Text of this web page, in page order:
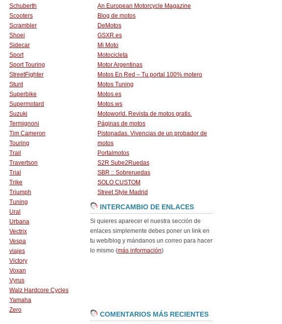
Schuberth
Scooters
Scrambler
Shoei
Sidecar
Sport
Sport Touring
StreetFighter
Stunt
Superbike
Supermotard
Suzuki
Termignoni
Tim Cameron
Touring
Trail
Travertson
Trial
Trike
Triumph
Tuning
Ural
Urbana
Vectrix
Vespa
viajes
Victory
Voxan
Vyrus
Walz Hardcore Cycles
Yamaha
Zero
An European Motorcycle Magazine
Blog de motos
DeMotos
GSXR.es
Mi Moto
Motocicleta
Motor Argentinas
Motos En Red – Tu portal 100% motero
Motos Tuning
Motos.es
Motos.ws
Motoworld. Revista de motos gratis.
Páginas de motos
Pistonadas. Vivencias de un probador de
motos
Portalmotos
S2R Sube2Ruedas
SBR :: Sobreruedas
SOLO CUSTOM
Street Style Madrid
INTERCAMBIO DE ENLACES
Si quieres aparecer el nuestra sección de
enlaces simplemente debes poner un link en
tu web/blog y mándanos un correo para hacer
lo mismo (más información)
COMENTARIOS MÁS RECIENTES